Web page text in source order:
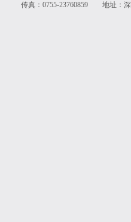
传真：0755-23760859 地址：深